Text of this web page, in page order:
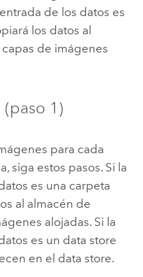
de los datos es
los datos al
de imágenes
1)
para cada
siga estos pasos. Si la
es una carpeta
al almacén de
alojadas. Si la
es un data store
en el data store.